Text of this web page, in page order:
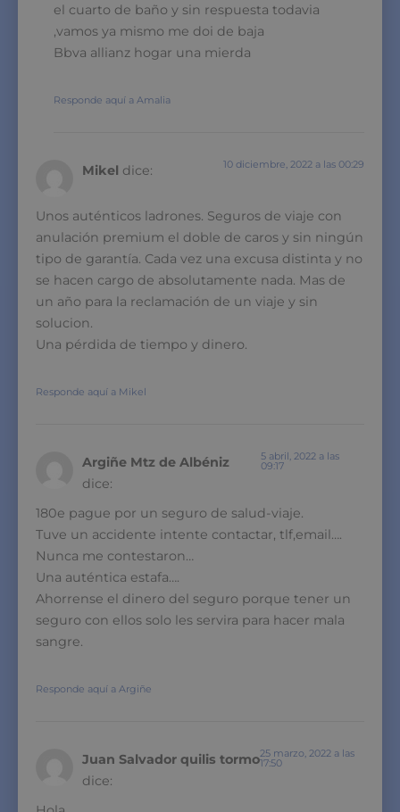
el cuarto de baño y sin respuesta todavia
,vamos ya mismo me doi de baja
Bbva allianz hogar una mierda
Responde aquí a Amalia
Mikel dice: 10 diciembre, 2022 a las 00:29
Unos auténticos ladrones. Seguros de viaje con
anulación premium el doble de caros y sin ningún
tipo de garantía. Cada vez una excusa distinta y no
se hacen cargo de absolutamente nada. Mas de
un año para la reclamación de un viaje y sin
solucion.
Una pérdida de tiempo y dinero.
Responde aquí a Mikel
Argiñe Mtz de Albéniz
dice:
5 abril, 2022 a las
09:17
180e pague por un seguro de salud-viaje.
Tuve un accidente intente contactar, tlf,email….
Nunca me contestaron…
Una auténtica estafa….
Ahorrense el dinero del seguro porque tener un
seguro con ellos solo les servira para hacer mala
sangre.
Responde aquí a Argiñe
Juan Salvador quilis tormo
dice:
25 marzo, 2022 a las
17:50